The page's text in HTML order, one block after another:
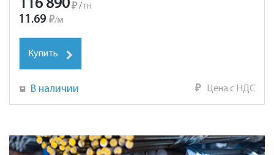
116 890₽ /тн
11.69 ₽/м
Купить
В наличии ₽ Цена с НДС